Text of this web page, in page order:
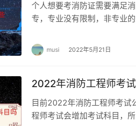
个人想要考消防证需要满足
专，专业没有限制，非专业
musi 2022年5月21日
2022年消防工程师考
目前2022年消防工程师考试
程师考试会增加考试科目，